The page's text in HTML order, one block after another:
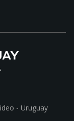
- Uruguay